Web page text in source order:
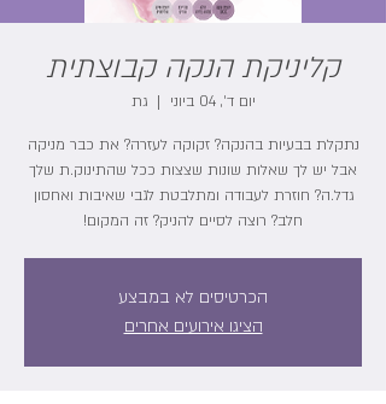
קליניקת הנקה קבוצתית
יום ד׳, 04 ביוני
  |
גת
נתקלת בבעיות בהנקה? זקוקה לעזרה? את כבר מניקה
אבל יש לך שאלות שונות שצצות ככל שהתינוק.ת שלך
גדל.ה? חוזרת לעבודה ומתלבטת לגבי שאיבות ואחסון
חלב? רוצה לסיים להניק? זה המקום!
הכרטיסים לא במבצע
הציגו אירועים אחרים